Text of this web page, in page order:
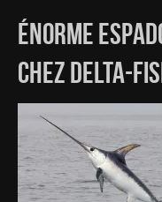
ÉNORME
CHEZ DELTA-